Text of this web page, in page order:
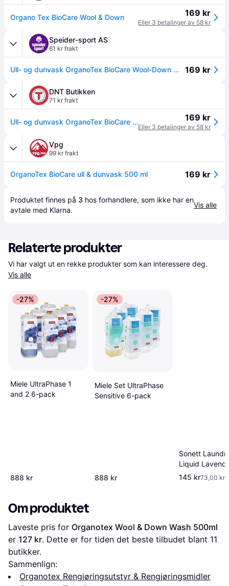
Organo Tex BioCare Wool & Down 169 kr
Eller 3 betalinger av 58 kr
Speider-sport AS
61 kr frakt
Ull- og dunvask OrganoTex BioCare Wool-Down Wash 500 ml 169 kr
DNT Butikken
71 kr frakt
Ull- og dunvask OrganoTex BioCare Wool-Down Wash 500 ml 169 kr
Eller 3 betalinger av 58 kr
Vpg
99 kr frakt
OrganoTex BioCare ull & dunvask 500 ml 169 kr
Produktet finnes på 3 hos forhandlere, som ikke har en
avtale med Klarna.
Vis alle
Relaterte produkter
Vis alle
-27%
Miele UltraPhase 1
and 2 6-pack
888 kr
-27%
Miele Set UltraPhase
Sensitive 6-pack
888 kr
Sonett
Liquid
2L
145 kr73,00 kr/
Om produktet
Laveste pris for Organotex Wool & Down Wash 500ml
er 127 kr. Dette er for tiden det beste tilbudet blant 11
butikker.
Sammenlign:
Organotex Rengjøringsutstyr & Rengjøringsmidler